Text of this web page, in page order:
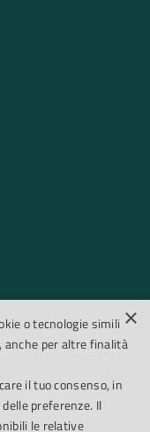
×
o tecnologie simili
anche per altre finalità
il tuo consenso, in
preferenze. Il
le relative